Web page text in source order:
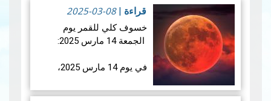
قراءة |
2025-03-08
خسوف كلي للقمر يوم
الجمعة 14 مارس 2025:
في يوم 14 مارس 2025،
للقمر، حيث سيدخل القمر